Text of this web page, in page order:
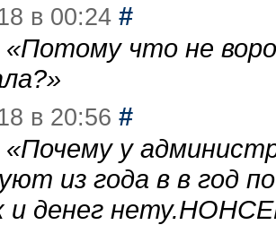
в 00:24 #
«Потому что не
»
в 20:56 #
«Почему у
из года в в год
и денег